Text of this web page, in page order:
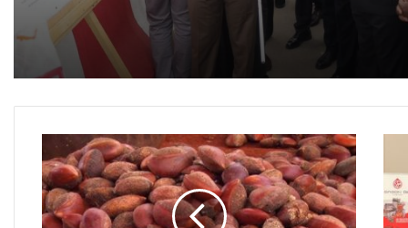
Cosmétique
de
luxe
:
pourquoi
2026
: